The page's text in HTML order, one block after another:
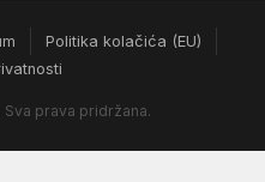
Politika kolačića (EU)
prava pridržana.